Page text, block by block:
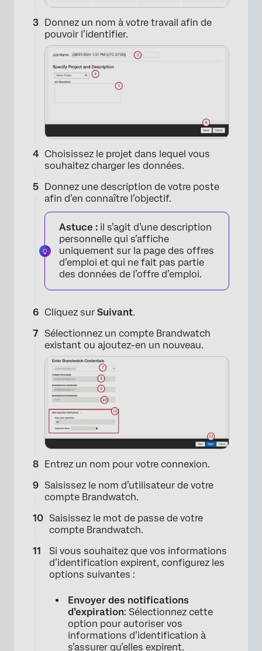
×
×
Donnez un nom à votre travail afin de
pouvoir l’identifier.
×
Choisissez le projet dans lequel vous
souhaitez charger les données.
Donnez une description de votre poste
afin d’en connaître l’objectif.
Astuce : il s’agit d’une description
personnelle qui s’affiche
uniquement sur la page des offres
d’emploi et qui ne fait pas partie
des données de l’offre d’emploi.
Cliquez sur Suivant.
Sélectionnez un compte Brandwatch
existant ou ajoutez-en un nouveau.
Entrez un nom pour votre connexion.
Saisissez le nom d’utilisateur de votre
compte Brandwatch.
Saisissez le mot de passe de votre
compte Brandwatch.
Si vous souhaitez que vos informations
d’identification expirent, configurez les
options suivantes :
Envoyer des notifications
d’expiration: Sélectionnez cette
option pour autoriser vos
informations d’identification à
s’assurer qu’elles expirent.